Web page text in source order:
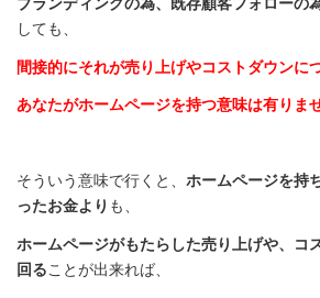
しても、
間接的にそれが売り上げやコストダウンに
あなたがホームページを持つ意味は有りま
そういう意味で行くと、 ホームページを持
ったお金より も、
ホームページがもたらした売り上げや、コ
回ることが出来れば、